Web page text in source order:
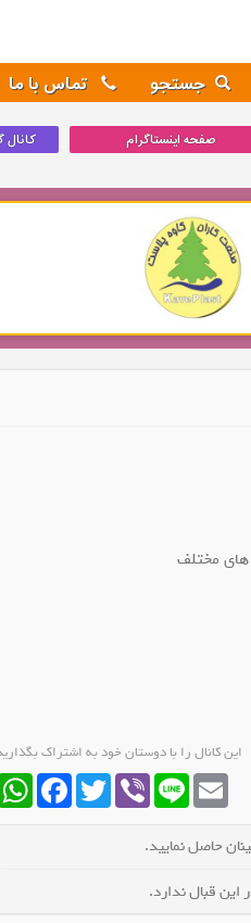
جستجو تماس با ما
صفحه اینستاگرام
های مختلف
این کانال را با دوستان خود به اشتراک
FacebookTwitter Viber Line Email
حاصل نمایید.
این قبال ندارد.